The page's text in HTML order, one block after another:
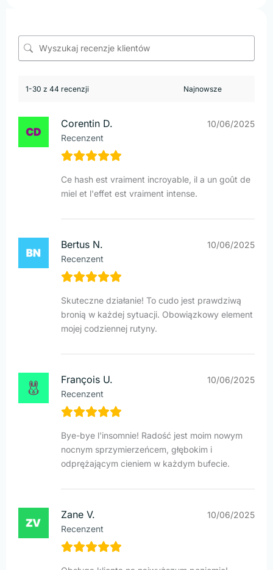
1-30 z 44 recenzji
Corentin D.
Recenzent
10/06/2025
Ce hash est vraiment incroyable, il a un goût de
miel et l'effet est vraiment intense.
Bertus N.
Recenzent
10/06/2025
Skuteczne działanie! To cudo jest prawdziwą
bronią w każdej sytuacji. Obowiązkowy element
mojej codziennej rutyny.
François U.
Recenzent
10/06/2025
Bye-bye l'insomnie! Radość jest moim nowym
nocnym sprzymierzeńcem, głębokim i
odprężającym cieniem w każdym bufecie.
Zane V.
Recenzent
10/06/2025